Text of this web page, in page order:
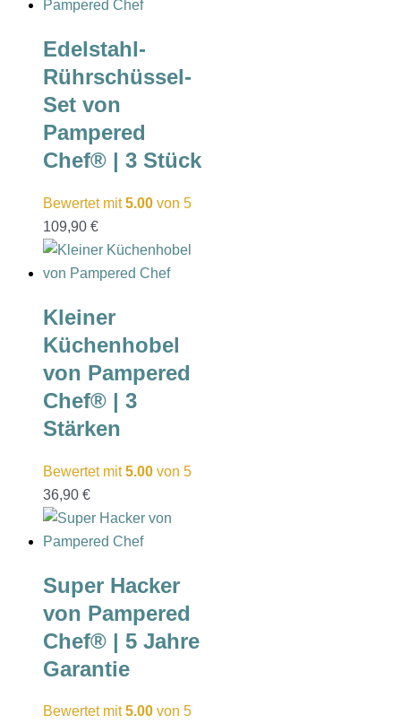
Edelstahl-
Rührschüssel-
Set von
Pampered
Chef® | 3 Stück
Bewertet mit5.00 von 5
109,90 €
Kleiner
Küchenhobel
von Pampered
Chef® | 3
Stärken
Bewertet mit5.00 von 5
36,90 €
Super Hacker
von Pampered
Chef® | 5 Jahre
Garantie
Bewertet mit5.00 von 5